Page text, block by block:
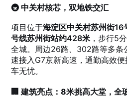
🚇 中关村核芯，双地铁交汇
项目位于海淀区中关村苏州街16
号线苏州街站约428米 ，步行5
全城。周边26路、302路等多条
速接入G7京新高速，通勤高效
车无忧。
🏢 建筑亮点：8米挑高大堂，全